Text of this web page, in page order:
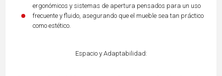
ergonómicos y sistemas de apertura pensados para un uso
frecuente y fluido, asegurando que el mueble sea tan práctico
como estético.
Espacio y Adaptabilidad: